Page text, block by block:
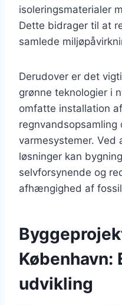
isoleringsmaterialer
Dette bidrager til at
samlede
Derudover er det
grønne teknologier i
omfatte installation
regnvandsopsamling
varmesystemer. Ved
løsninger kan
selvforsynende og
afhængighed af
København:
udvikling